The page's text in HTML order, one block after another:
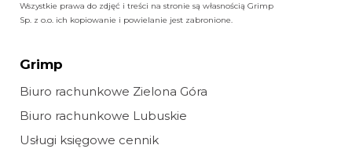
Wszystkie prawa do zdjęć i treści na stronie są własnością Grimp
Sp. z o.o. ich kopiowanie i powielanie jest zabronione.
Grimp
Biuro rachunkowe Zielona Góra
Biuro rachunkowe Lubuskie
Usługi księgowe cennik